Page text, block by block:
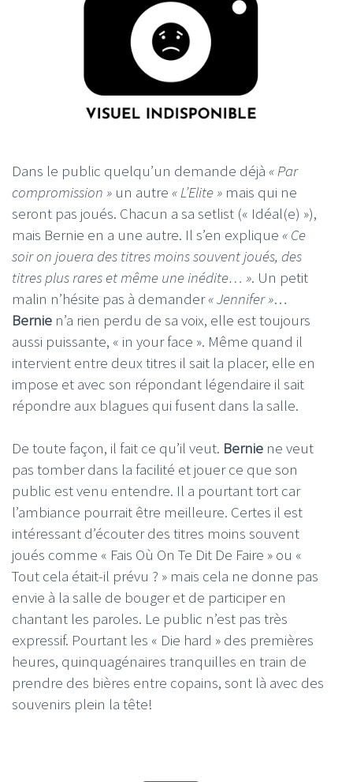
Dans le public quelqu’un demande déjà « Par
compromission » un autre « L’Elite » mais qui ne
seront pas joués. Chacun a sa setlist (« Idéal(e) »),
mais Bernie en a une autre. Il s’en explique « Ce
soir on jouera des titres moins souvent joués, des
titres plus rares et même une inédite… ». Un petit
malin n’hésite pas à demander« Jennifer »…
Bernie n’a rien perdu de sa voix, elle est toujours
aussi puissante, « in your face ». Même quand il
intervient entre deux titres il sait la placer, elle en
impose et avec son répondant légendaire il sait
répondre aux blagues qui fusent dans la salle.
De toute façon, il fait ce qu’il veut. Bernie ne veut
pas tomber dans la facilité et jouer ce que son
public est venu entendre. Il a pourtant tort car
l’ambiance pourrait être meilleure. Certes il est
intéressant d’écouter des titres moins souvent
joués comme « Fais Où On Te Dit De Faire » ou «
Tout cela était-il prévu ? » mais cela ne donne pas
envie à la salle de bouger et de participer en
chantant les paroles. Le public n’est pas très
expressif. Pourtant les « Die hard » des premières
heures, quinquagénaires tranquilles en train de
prendre des bières entre copains, sont là avec des
souvenirs plein la tête!